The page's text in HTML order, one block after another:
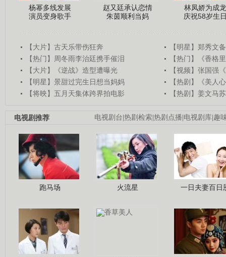
杨幂多线发展
演员变身歌手
赵又廷承认恋情
朱茵顺利当妈
林凤娇为成龙
庆祝58岁生
【大片】古天乐带伤狂奔
【明星】郑秀文
【热门】周冬雨李治廷携手催泪
【热门】《香格
【大片】《逆战》造型遭曝光
【视频】张国强
【明星】景甜过完生日想当妈妈
【热剧】《美人
【将映】五月天集体跨界拍电影
【热剧】姜文马
电视剧台|热剧检索|热剧点播|电视剧库|趣
电视剧推荐
跑马场 火流星 一日夫妻百日